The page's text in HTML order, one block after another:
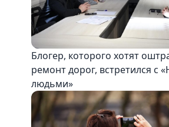
Блогер, которого хотят
ремонт дорог, встретился с
людьми»